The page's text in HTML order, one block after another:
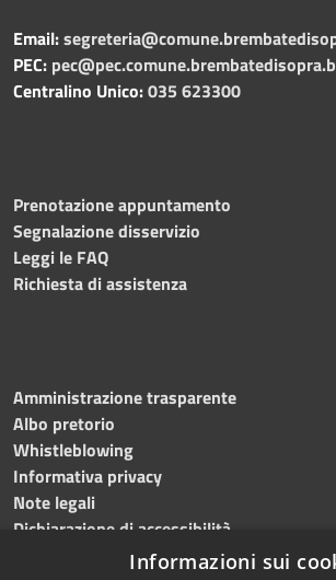
Email:
PEC:
Centralino Unico:035 623300
Prenotazione appuntamento
Segnalazione disservizio
Leggi le FAQ
Richiesta di assistenza
Amministrazione trasparente
Albo pretorio
Whistleblowing
Informativa privacy
Note legali
Dichiarazione di accessibilità
Informazioni sui